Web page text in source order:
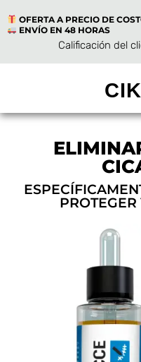
OFERTA A PRECIO DE
ENVÍO EN 48 HORAS
Calificación